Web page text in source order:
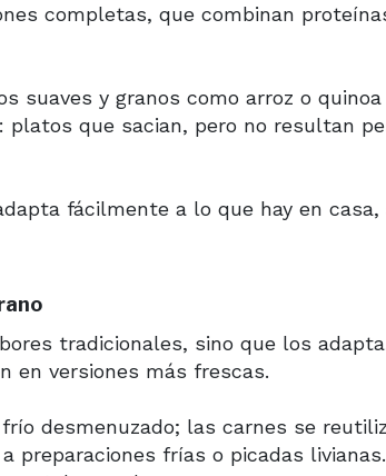
completas, que combinan
suaves y granos como arroz o
que sacian, pero no resultan
fácilmente a lo que hay en
tradicionales, sino que los
en versiones más frescas.
desmenuzado; las carnes se
preparaciones frías o picadas